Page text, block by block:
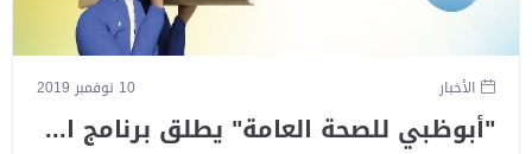
الأخبار 10 نوفمبر 2019
"أبوظبي للصحة العامة" يطلق برنامج ا...